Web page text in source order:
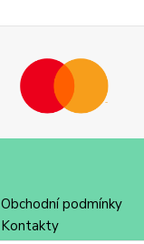
Obchodní podmínky
Kontakty